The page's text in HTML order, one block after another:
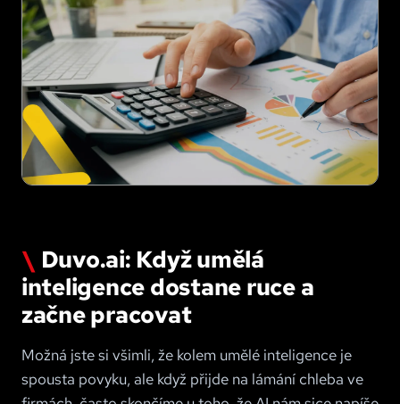
Duvo.ai: Když umělá
inteligence dostane ruce a
začne pracovat
Možná jste si všimli, že kolem umělé inteligence je
spousta povyku, ale když přijde na lámání chleba ve